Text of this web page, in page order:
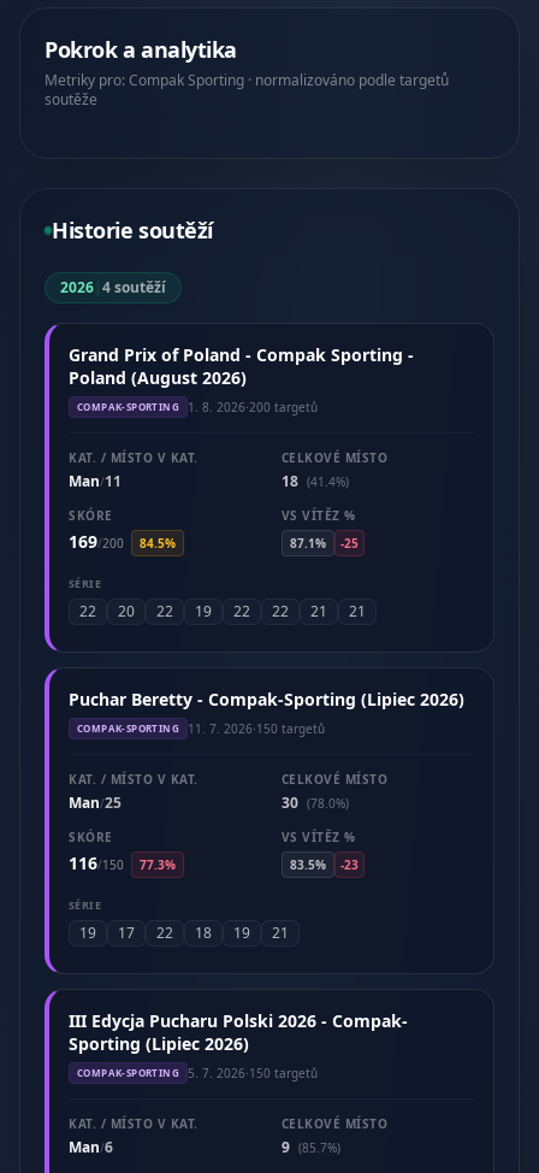
Pokrok a analytika
Metriky pro: Compak Sporting · normalizováno podle targetů
soutěže
Historie soutěží
2026|4 soutěží
Grand Prix of Poland - Compak Sporting -
Poland (August 2026)
COMPAK-SPORTING 1. 8. 2026·200 targetů
KAT. / MÍSTO V KAT.
Man/11
CELKOVÉ MÍSTO
18 (41.4%)
SKÓRE
169/200 84.5%
VS VÍTĚZ %
87.1%
-25
SÉRIE
22 20 22 19 22 22 21 21
Puchar Beretty - Compak-Sporting (Lipiec 2026)
COMPAK-SPORTING 11. 7. 2026·150 targetů
KAT. / MÍSTO V KAT.
Man/25
CELKOVÉ MÍSTO
30 (78.0%)
SKÓRE
116/150 77.3%
VS VÍTĚZ %
83.5%
-23
SÉRIE
19 17 22 18 19 21
III Edycja Pucharu Polski 2026 - Compak-
Sporting (Lipiec 2026)
COMPAK-SPORTING 5. 7. 2026·150 targetů
KAT. / MÍSTO V KAT.
Man/6
CELKOVÉ MÍSTO
9 (85.7%)